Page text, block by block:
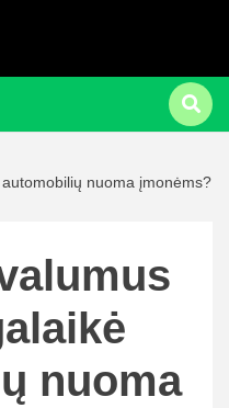
nuoma įmonėms?
nuoma